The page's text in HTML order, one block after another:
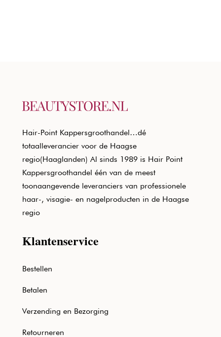
Hair-Point Kappersgroothandel…dé
totaalleverancier voor de Haagse
regio(Haaglanden) Al sinds 1989 is Hair Point
Kappersgroothandel één van de meest
toonaangevende leveranciers van professionele
haar-, visagie- en nagelproducten in de Haagse
regio
Klantenservice
Bestellen
Betalen
Verzending en Bezorging
Retourneren